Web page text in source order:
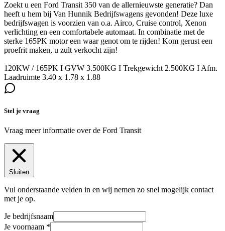
Zoekt u een Ford Transit 350 van de allernieuwste generatie? Dan
heeft u hem bij Van Hunnik Bedrijfswagens gevonden! Deze luxe
bedrijfswagen is voorzien van o.a. Airco, Cruise control, Xenon
verlichting en een comfortabele automaat. In combinatie met de
sterke 165PK motor een waar genot om te rijden! Kom gerust een
proefrit maken, u zult verkocht zijn!
120KW / 165PK I GVW 3.500KG I Trekgewicht 2.500KG I Afm.
Laadruimte 3.40 x 1.78 x 1.88
Stel je vraag
Vraag meer informatie over de Ford Transit
Sluiten
Vul onderstaande velden in en wij nemen zo snel mogelijk contact
met je op.
Je bedrijfsnaam
Je voornaam